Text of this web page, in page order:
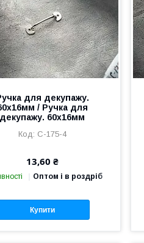
для декупажу.
/ Ручка для
декупажу. 60х16мм
C-175-4
13,60 ₴
Оптом і в роздріб
Купити